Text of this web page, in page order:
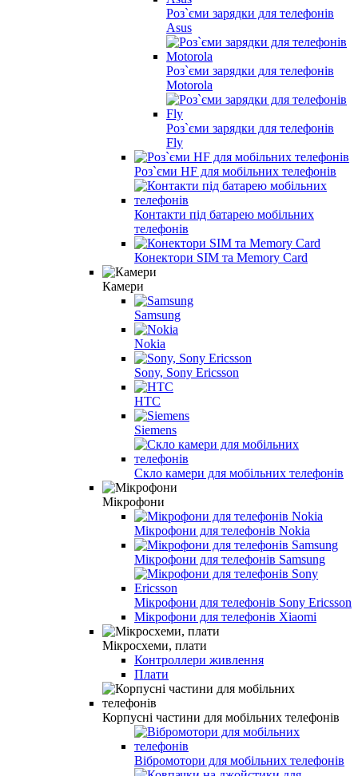
Роз`єми зарядки для телефонів
Asus
Роз`єми зарядки для телефонів
Motorola
Роз`єми зарядки для телефонів
Fly
Роз`єми HF для мобільних телефонів
Контакти під батарею мобільних
телефонів
Конектори SIM та Memory Card
Камери
Samsung
Nokia
Sony, Sony Ericsson
HTC
Siemens
Скло камери для мобільних телефонів
Мікрофони
Мікрофони для телефонів Nokia
Мікрофони для телефонів Samsung
Мікрофони для телефонів Sony Ericsson
Мікрофони для телефонів Xiaomi
Мікросхеми, плати
Контроллери живлення
Плати
Корпусні частини для мобільних телефонів
Вібромотори для мобільних телефонів